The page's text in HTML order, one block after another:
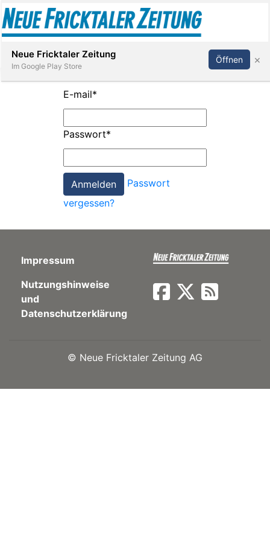
Paper
App
Abonnieren Anmelden
E-mail*
Passwort*
Passwort
vergessen?
Impressum
Nutzungshinweise
und
Datenschutzerklärung
© Neue Fricktaler Zeitung AG
Neue Fricktaler Zeitung
Im Google Play Store
Öffnen ×